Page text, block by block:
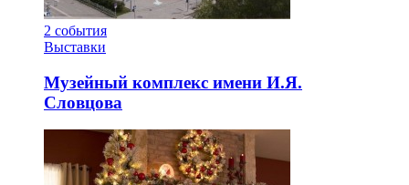
2 события
Выставки
Музейный комплекс имени И.Я.
Словцова